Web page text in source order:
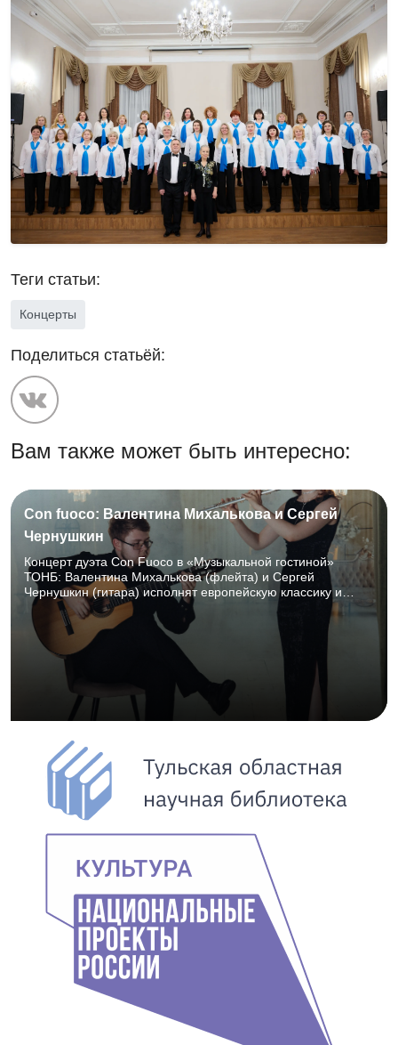
Теги статьи:
Концерты
Поделиться статьёй:
Вам также может быть интересно:
Con fuoco: Валентина Михалькова и Сергей
Чернушкин
Концерт дуэта Con Fuoco в «Музыкальной гостиной»
ТОНБ: Валентина Михалькова (флейта) и Сергей
Чернушкин (гитара) исполнят европейскую классику и
страстные латиноамериканские ритмы. 21.08.2026, 18:30–
20:00, ТОНБ, Горбовский зал (к. 107), 12+